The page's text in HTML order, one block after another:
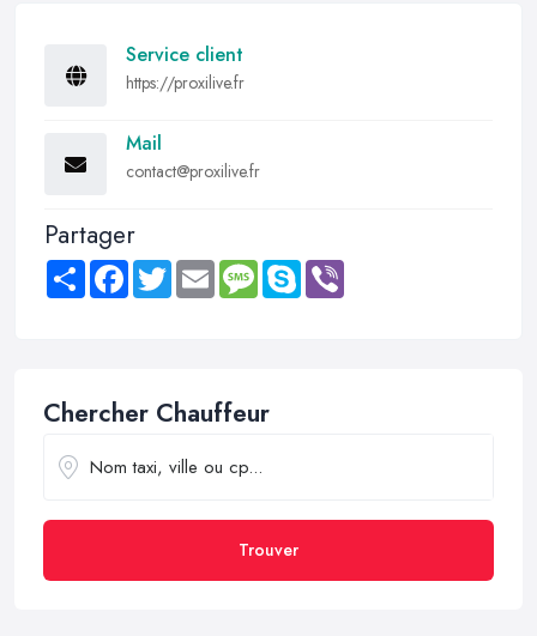
Service client
https://proxilive.fr
Mail
contact@proxilive.fr
Partager
Share FacebookTwitter Email MessageSkype
Chercher Chauffeur
Trouver